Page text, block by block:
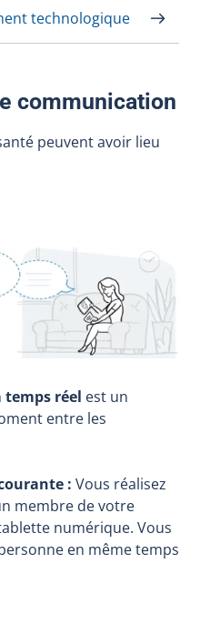
technologique
communication
peuvent avoir lieu
temps réel est un
entre les
: Vous réalisez
membre de votre
numérique. Vous
en même temps